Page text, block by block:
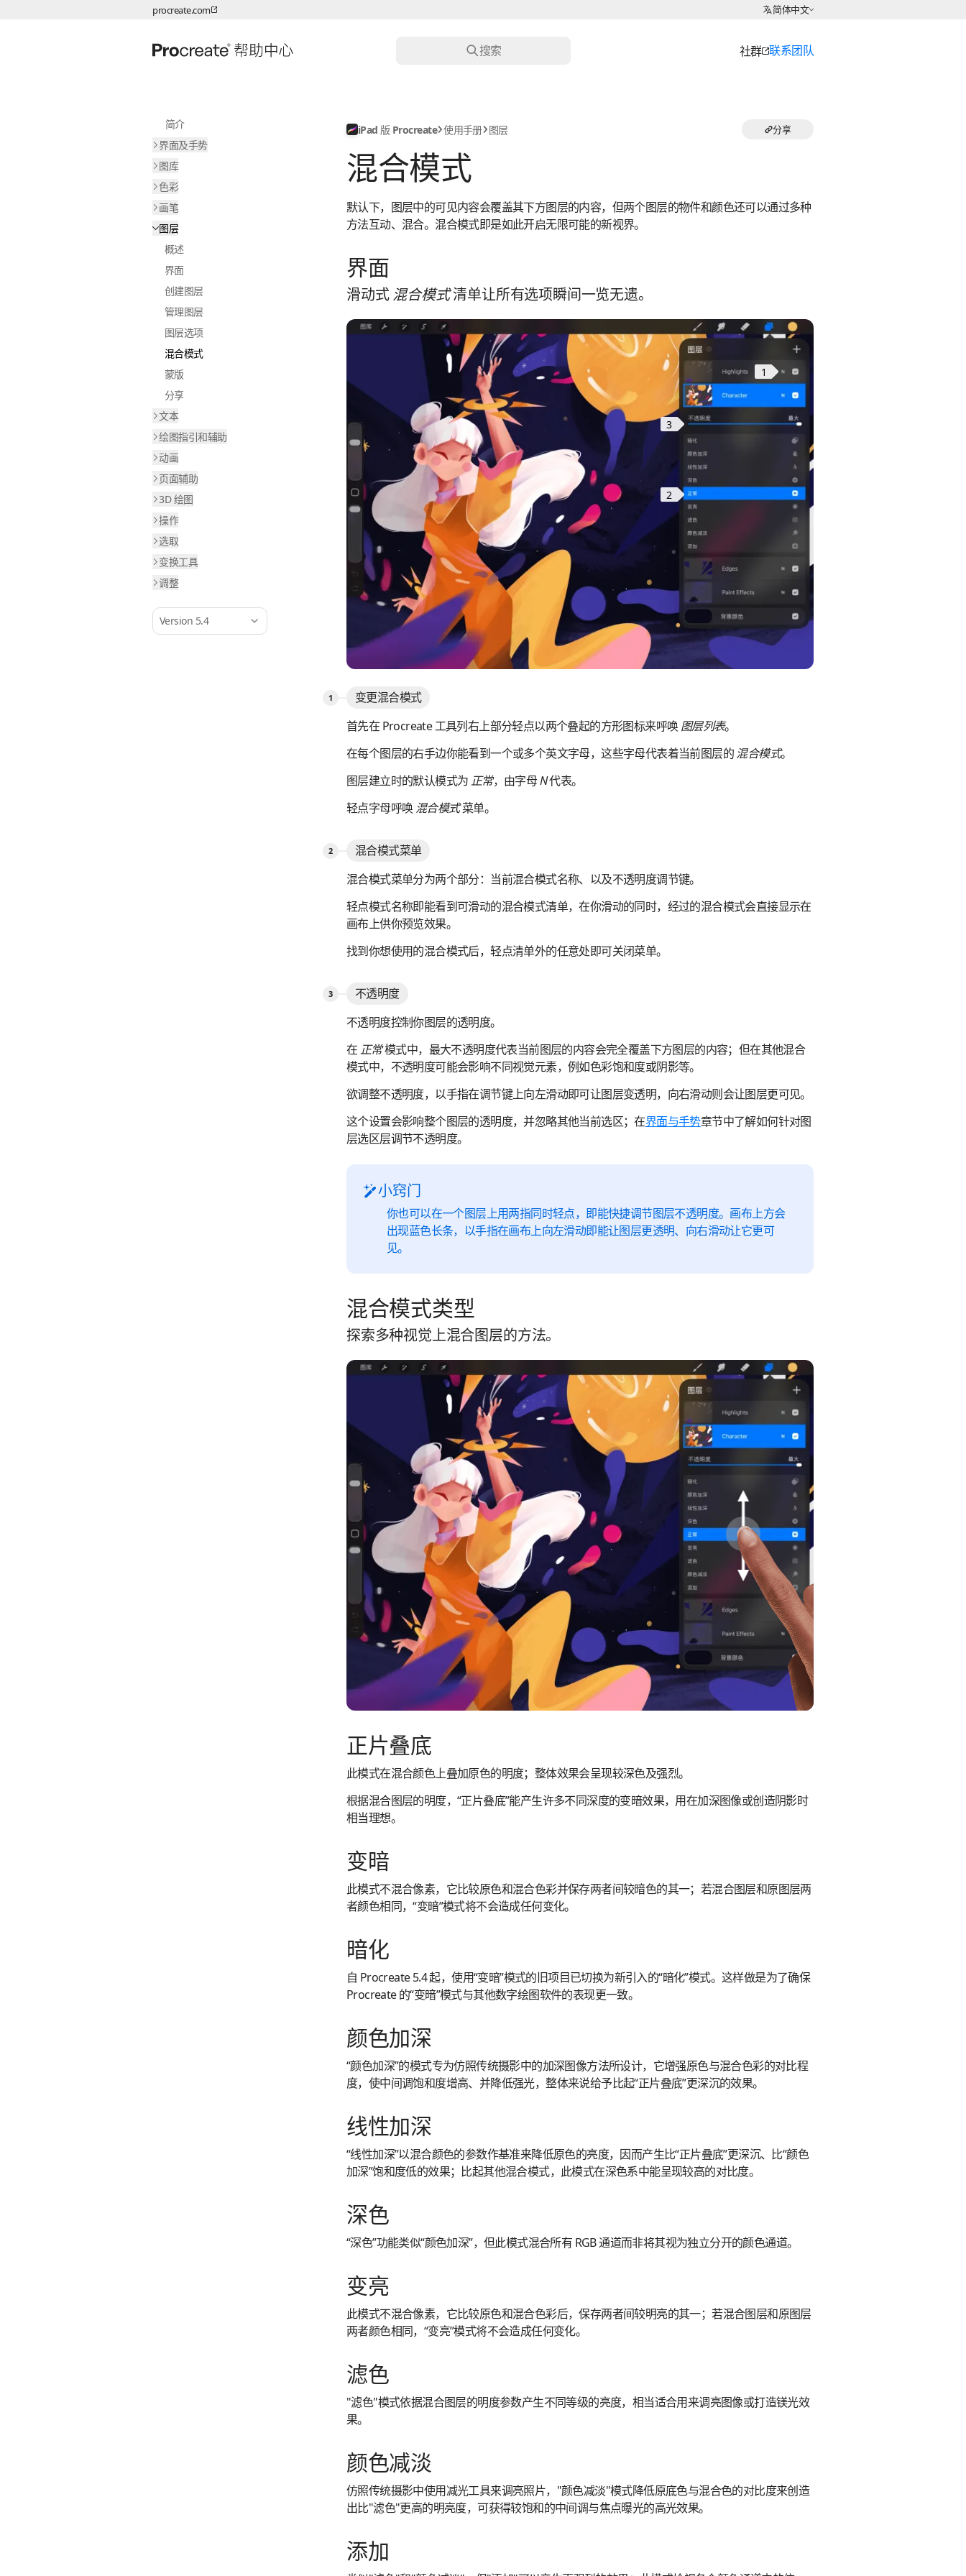
procreate.com 简体中文
选择语言
搜索 社群 联系团队
简介
界面及手势
图库
色彩
画笔
图层
概述
界面
创建图层
管理图层
图层选项
混合模式
蒙版
分享
文本
绘图指引和辅助
动画
页面辅助
3D 绘图
操作
选取
变换工具
调整
iPad 版 Procreate 使用手册 图层 分享
混合模式
默认下，图层中的可见内容会覆盖其下方图层的内容，但两个图层的物件和颜色还可以通过多种
方法互动、混合。混合模式即是如此开启无限可能的新视界。
界面
滑动式混合模式清单让所有选项瞬间一览无遗。
1
2
3
变更混合模式
首先在 Procreate 工具列右上部分轻点以两个叠起的方形图标来呼唤 图层列表。
在每个图层的右手边你能看到一个或多个英文字母，这些字母代表着当前图层的混合模式。
图层建立时的默认模式为正常，由字母N代表。
轻点字母呼唤 混合模式菜单。
混合模式菜单
混合模式菜单分为两个部分：当前混合模式名称、以及不透明度调节键。
轻点模式名称即能看到可滑动的混合模式清单，在你滑动的同时，经过的混合模式会直接显示在
画布上供你预览效果。
找到你想使用的混合模式后，轻点清单外的任意处即可关闭菜单。
不透明度
不透明度控制你图层的透明度。
在正常模式中，最大不透明度代表当前图层的内容会完全覆盖下方图层的内容；但在其他混合
模式中，不透明度可能会影响不同视觉元素，例如色彩饱和度或阴影等。
欲调整不透明度，以手指在调节键上向左滑动即可让图层变透明，向右滑动则会让图层更可见。
这个设置会影响整个图层的透明度，并忽略其他当前选区；在界面与手势章节中了解如何针对图
层选区层调节不透明度。
小窍门
你也可以在一个图层上用两指同时轻点，即能快捷调节图层不透明度。画布上方会
出现蓝色长条，以手指在画布上向左滑动即能让图层更透明、向右滑动让它更可
见。
混合模式类型
探索多种视觉上混合图层的方法。
正片叠底
此模式在混合颜色上叠加原色的明度；整体效果会呈现较深色及强烈。
根据混合图层的明度，“正片叠底”能产生许多不同深度的变暗效果，用在加深图像或创造阴影时
相当理想。
变暗
此模式不混合像素，它比较原色和混合色彩并保存两者间较暗色的其一；若混合图层和原图层两
者颜色相同，“变暗”模式将不会造成任何变化。
暗化
自 Procreate 5.4 起，使用“变暗”模式的旧项目已切换为新引入的“暗化”模式。这样做是为了确保
Procreate 的“变暗”模式与其他数字绘图软件的表现更一致。
颜色加深
“颜色加深”的模式专为仿照传统摄影中的加深图像方法所设计，它增强原色与混合色彩的对比程
度，使中间调饱和度增高、并降低强光，整体来说给予比起“正片叠底”更深沉的效果。
线性加深
“线性加深”以混合颜色的参数作基准来降低原色的亮度，因而产生比“正片叠底”更深沉、比“颜色
加深”饱和度低的效果；比起其他混合模式，此模式在深色系中能呈现较高的对比度。
深色
“深色”功能类似“颜色加深”，但此模式混合所有 RGB 通道而非将其视为独立分开的颜色通道。
变亮
此模式不混合像素，它比较原色和混合色彩后，保存两者间较明亮的其一；若混合图层和原图层
两者颜色相同，“变亮”模式将不会造成任何变化。
滤色
"滤色"模式依据混合图层的明度参数产生不同等级的亮度，相当适合用来调亮图像或打造镁光效
果。
颜色减淡
仿照传统摄影中使用减光工具来调亮照片，"颜色减淡"模式降低原底色与混合色的对比度来创造
出比"滤色"更高的明亮度，可获得较饱和的中间调与焦点曝光的高光效果。
添加